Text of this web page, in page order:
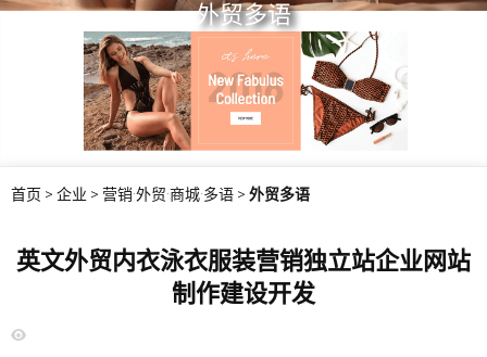
外贸多语
首页 > 企业 > 营销·外贸·商城·多语 > 外贸多语
英文外贸内衣泳衣服装营销独立站企业网站
制作建设开发